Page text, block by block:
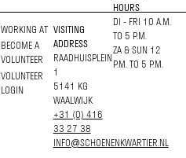
WORKING AT
BECOME A
VOLUNTEER
VOLUNTEER
LOGIN
VISITING
ADDRESS
RAADHUISPLEIN
1
5141 KG
WAALWIJK
+31 (0) 416
33 27 38
INFO@SCHOENENKWARTIER.NL
HOURS
DI - FRI 10 A.M.
TO 5 P.M.
ZA & SUN 12
P.M. TO 5 P.M.